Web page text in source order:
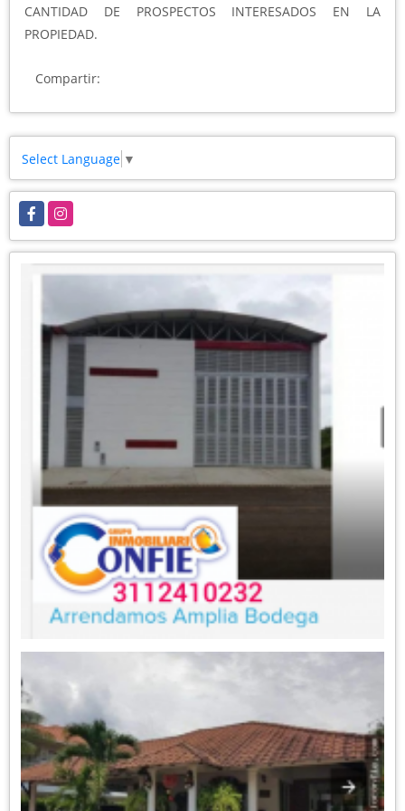
CANTIDAD DE PROSPECTOS INTERESADOS EN LA
PROPIEDAD.
Compartir:
Select Language ▼
FacebookInstagram